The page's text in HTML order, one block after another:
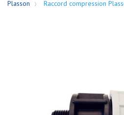
Plasson
Raccord compression